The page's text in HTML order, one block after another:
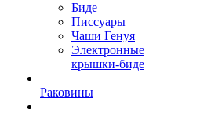
Биде
Писсуары
Чаши Генуя
Электронные
крышки-биде
Раковины